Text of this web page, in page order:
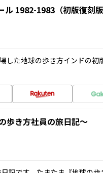
1982-1983（初版復刻版
した地球の歩き方インドの
歩き方社員の旅日記～